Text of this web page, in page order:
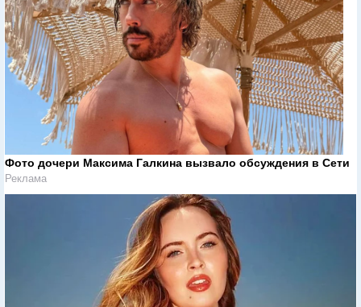
Фото дочери Максима Галкина вызвало обсуждения в Сети
Реклама